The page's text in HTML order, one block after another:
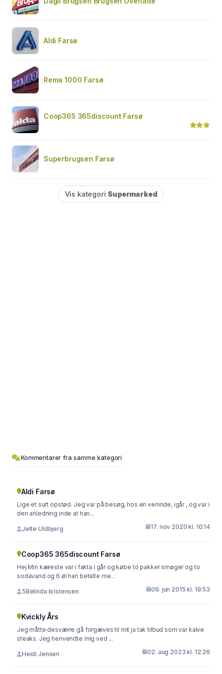
Aldi Farsø
Rema 1000 Farsø
Coop365 365discount Farsø
Superbrugsen Farsø
Vis kategori Supermarked
Kommentarer fra samme kategori
Aldi Farsø
Lige et surt opstød. Jeg var på besøg, hos en veninde, igår , og var i
den anledning inde at han...
Jette Uldbjerg 17. nov 2020 kl. 10:14
Coop365 365discount Farsø
Hej Min kæreste var i fakta i går og købe to pakker smøger og to
sodavand og 6 øl han betalte me...
5Belinda kristensen 09. jun 2015 kl. 19:53
Kvickly Års
Jeg måtte desværre gå forgæves til mit ja tak tilbud som var kalve
steaks. Jeg henvendte mig ved ...
Heidi Jensen 02. aug 2023 kl. 12:26